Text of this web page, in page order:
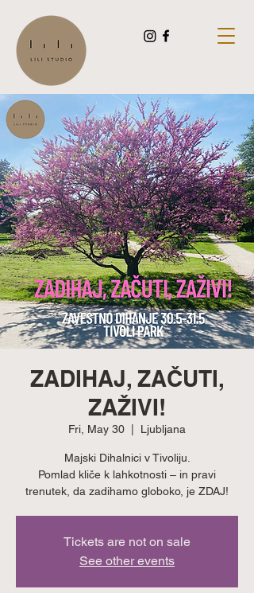
ZADIHAJ, ZAČUTI,
ZAŽIVI!
Fri, May 30 Ljubljana
Majski Dihalnici v Tivoliju.
Pomlad kliče k lahkotnosti – in pravi
trenutek, da zadihamo globoko, je ZDAJ!
Tickets are not on sale
See other events